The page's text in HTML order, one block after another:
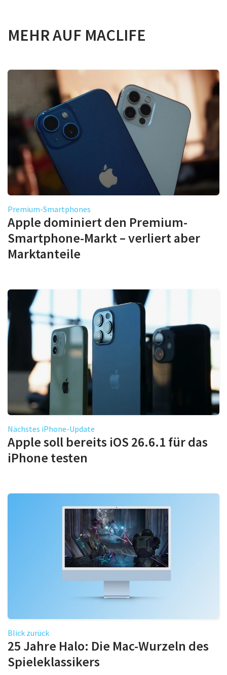
MEHR AUF MACLIFE
Premium-Smartphones
Apple dominiert den Premium-
Smartphone-Markt – verliert aber
Marktanteile
Nächstes iPhone-Update
Apple soll bereits iOS 26.6.1 für das
iPhone testen
Blick zurück
25 Jahre Halo: Die Mac-Wurzeln des
Spieleklassikers